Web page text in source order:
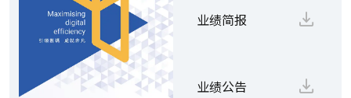
业绩简报
业绩公告